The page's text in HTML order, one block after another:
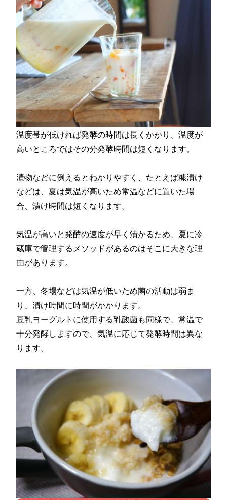
温度帯が低ければ発酵の時間は長くかかり、温度が
高いところではその分発酵時間は短くなります。
漬物などに例えるとわかりやすく、たとえば糠漬け
などは、夏は気温が高いため常温などに置いた場
合、漬け時間は短くなります。
気温が高いと発酵の速度が早く漬かるため、夏に冷
蔵庫で管理するメソッドがあるのはそこに大きな理
由があります。
一方、冬場などは気温が低いため菌の活動は弱ま
り、漬け時間に時間がかかります。
豆乳ヨーグルトに使用する乳酸菌も同様で、常温で
十分発酵しますので、気温に応じて発酵時間は異な
ります。